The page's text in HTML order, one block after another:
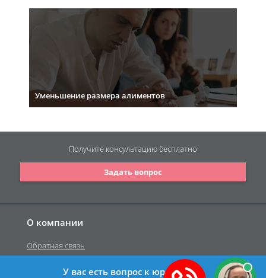
Уменьшение размера алиментов
О компании
Обратная связь
Задать вопрос
Получите консультациюбесплатно
У вас есть вопрос к юристу?